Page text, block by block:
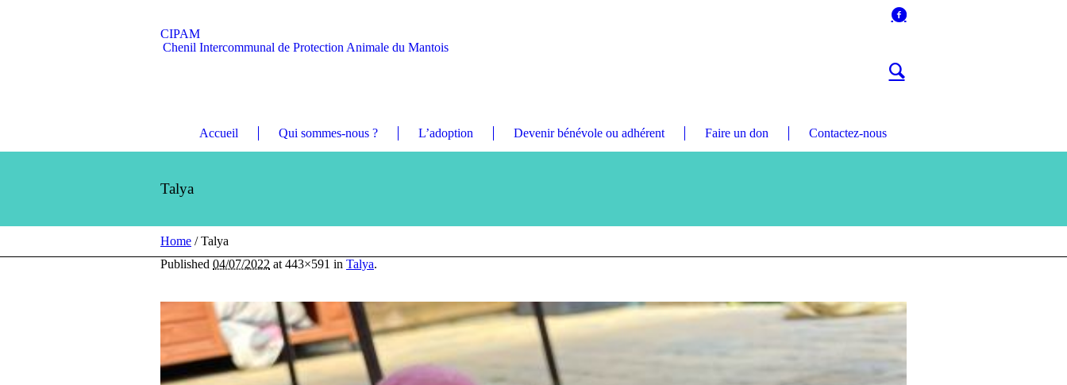
CIPAM
Chenil Intercommunal de Protection Animale du Mantois
Accueil Qui sommes-nous ? L’adoption Devenir bénévole ou adhérent Faire un don Contactez-nous
Talya
Home /Talya
Published 04/07/2022 at 443×591 in Talya.